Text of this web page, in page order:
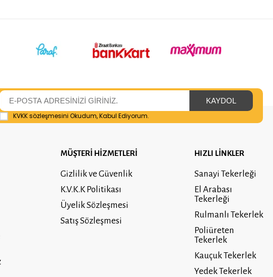
KVKK sözleşmesini Okudum, Kabul Ediyorum.
MÜŞTERİ HİZMETLERİ
Gizlilik ve Güvenlik
K.V.K.K Politikası
Üyelik Sözleşmesi
Satış Sözleşmesi
HIZLI LİNKLER
Sanayi Tekerleği
El Arabası
Tekerleği
Rulmanlı Tekerlek
Poliüreten
Tekerlek
Kauçuk Tekerlek
Yedek Tekerlek